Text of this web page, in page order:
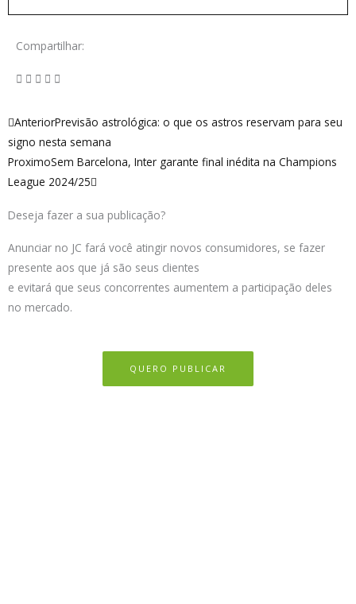
Compartilhar:
Anterior
AnteriorPrevisão astrológica: o que os astros reservam para seu
signo nesta semana
ProximoSem Barcelona, Inter garante final inédita na Champions
League 2024/25
Próximo
Deseja fazer a sua publicação?
Anunciar no JC fará você atingir novos consumidores, se fazer
presente aos que já são seus clientes
e evitará que seus concorrentes aumentem a participação deles
no mercado.
QUERO PUBLICAR